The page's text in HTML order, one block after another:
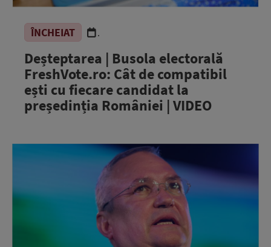
ÎNCHEIAT .
Deșteptarea | Busola electorală
FreshVote.ro: Cât de compatibil
ești cu fiecare candidat la
președinția României | VIDEO